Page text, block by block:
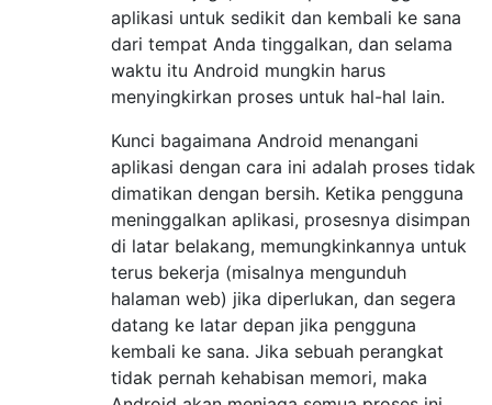
aplikasi untuk sedikit dan kembali ke sana
dari tempat Anda tinggalkan, dan selama
waktu itu Android mungkin harus
menyingkirkan proses untuk hal-hal lain.
Kunci bagaimana Android menangani
aplikasi dengan cara ini adalah proses tidak
dimatikan dengan bersih. Ketika pengguna
meninggalkan aplikasi, prosesnya disimpan
di latar belakang, memungkinkannya untuk
terus bekerja (misalnya mengunduh
halaman web) jika diperlukan, dan segera
datang ke latar depan jika pengguna
kembali ke sana. Jika sebuah perangkat
tidak pernah kehabisan memori, maka